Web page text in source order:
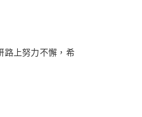
路上努力不懈，希